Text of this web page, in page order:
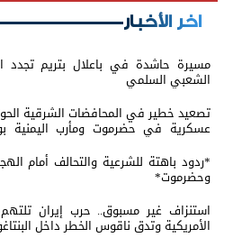
اخر الأخبار
مسيرة حاشدة في باعلال بتريم تجدد
الشعبي السلمي
تصعيد خطير في المحافضات الشرقية
عسكرية في حضرموت ومأرب اليمنية
*ردود باهتة للشرعية والتحالف أمام
وحضرموت*
استنزاف غير مسبوق.. حرب إيران
الأمريكية وتدق ناقوس الخطر داخل